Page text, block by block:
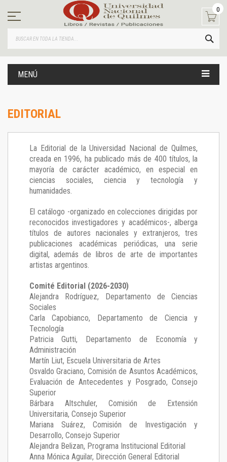
contenido
0
MENÚ
EDITORIAL
La Editorial de la Universidad Nacional de Quilmes,
creada en 1996, ha publicado más de 400 títulos, la
mayoría de carácter académico, en especial en
ciencias sociales, ciencia y tecnología y
humanidades.
El catálogo -organizado en colecciones dirigidas por
reconocidos investigadores y académicos-, alberga
títulos de autores nacionales y extranjeros, tres
publicaciones académicas periódicas, una serie
digital, además de libros de arte de importantes
artistas argentinos.
Comité Editorial (2026-2030)
Alejandra Rodríguez, Departamento de Ciencias
Sociales
Carla Capobianco, Departamento de Ciencia y
Tecnología
Patricia Gutti, Departamento de Economía y
Administración
Martín Liut, Escuela Universitaria de Artes
Osvaldo Graciano, Comisión de Asuntos Académicos,
Evaluación de Antecedentes y Posgrado, Consejo
Superior
Bárbara Altschuler, Comisión de Extensión
Universitaria, Consejo Superior
Mariana Suárez, Comisión de Investigación y
Desarrollo, Consejo Superior
Alejandra Belizan, Programa Institucional Editorial
Anna Mónica Aguilar, Dirección General Editorial